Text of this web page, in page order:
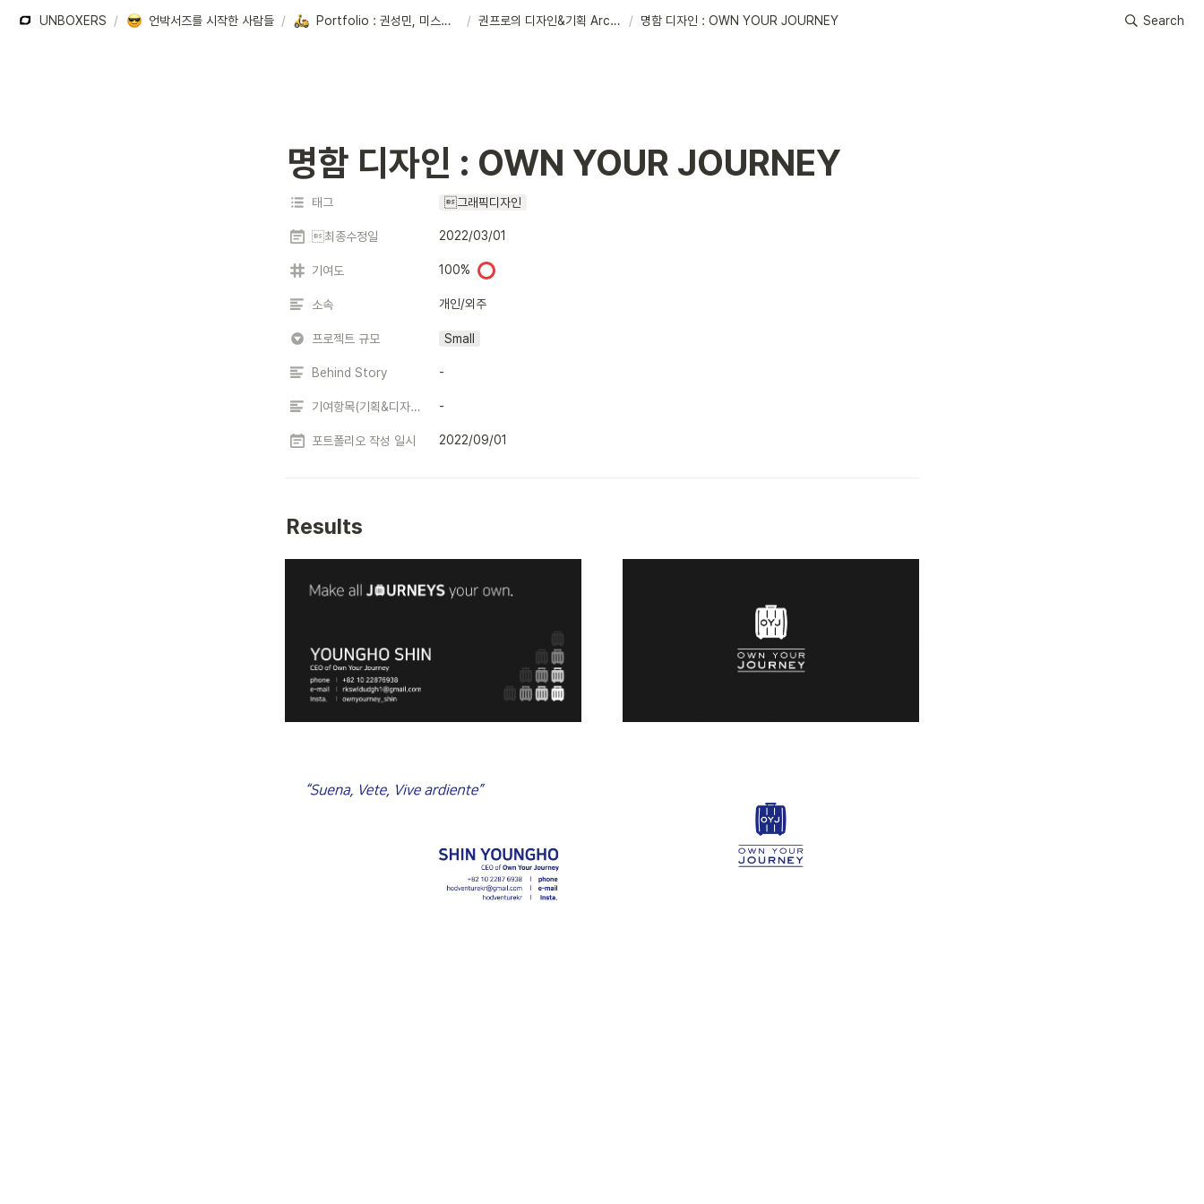
UNBOXERS / 언박서즈를 시작한 사람들 / Portfolio : 권성민, 미스터 맥가이버. / 권프로의 디자인&기획 Archive / 명함 디자인 : OWN YOUR JOURNEY Search
명함 디자인 : OWN YOUR JOURNEY
태그 그래픽디자인
최종수정일 2022/03/01
기여도 100%
소속 개인/외주
프로젝트 규모 Small
Behind Story -
기여항목(기획&디자인) -
포트폴리오 작성 일시 2022/09/01
Results